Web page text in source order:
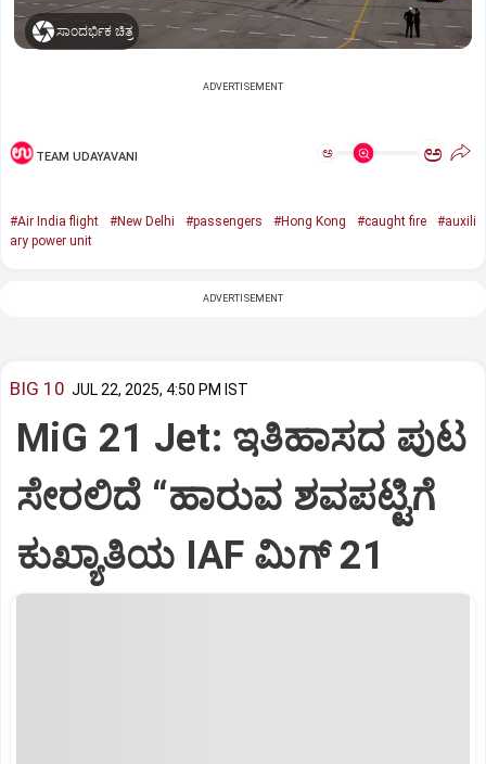
ಸಾಂದರ್ಭಿಕ ಚಿತ್ರ
ADVERTISEMENT
TEAM UDAYAVANI ಅ ಅ
#Air India flight #New Delhi #passengers #Hong Kong #caught fire
#auxili
ary power unit
ADVERTISEMENT
BIG 10 JUL 22, 2025, 4:50 PM IST
MiG 21 Jet: ಇತಿಹಾಸದ ಪುಟ
ಸೇರಲಿದೆ “ಹಾರುವ ಶವಪಟ್ಟಿಗೆ
ಕುಖ್ಯಾತಿಯ IAF ಮಿಗ್‌ 21